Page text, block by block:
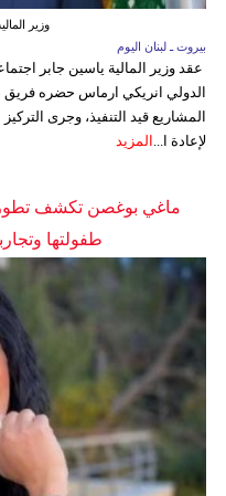
وزير
بيروت ـ لبنان اليوم
عقد وزير المالية ياسين جابر
الدولي انريكي ارماس حضره
لإعادة ا... المزيد
ماغي بوغصن تكشف تطور
طفولتها